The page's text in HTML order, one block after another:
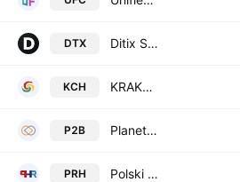
DTX Ditix S.A
KCH KRAKCHEMIA S.A.
P2B Planet B2B SA
PRH Polski Holding Rozwoju S.A.